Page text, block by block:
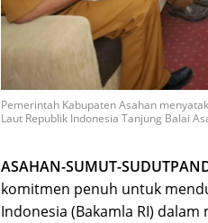
Pemerintah Kabupaten Asahan
Laut Republik Indonesia Tanjung Balai
​ASAHAN-SUMUT-
komitmen penuh untuk
Indonesia (Bakamla RI)